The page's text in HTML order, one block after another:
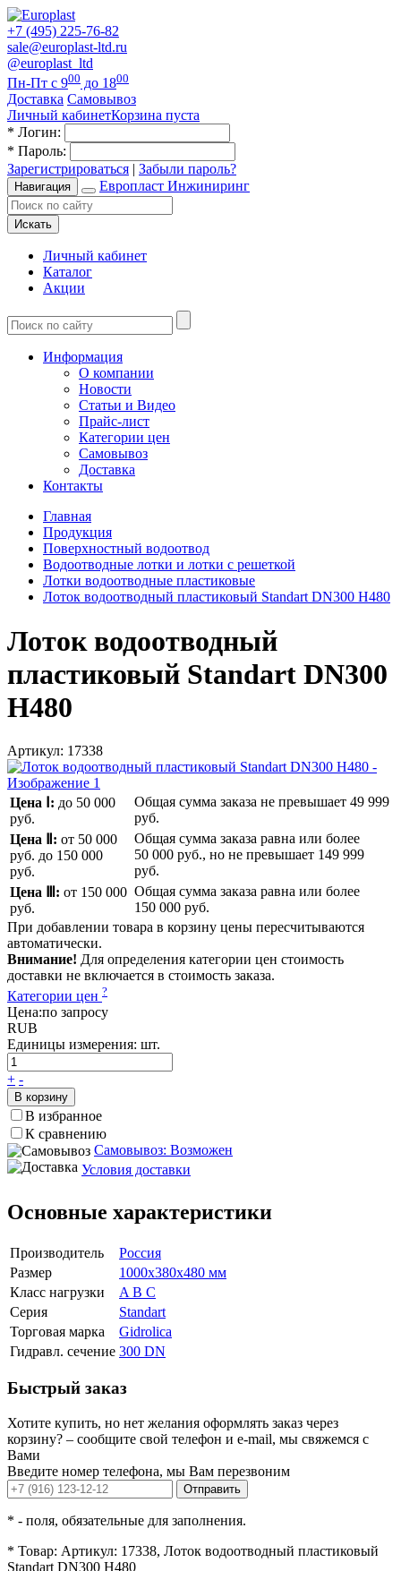
+7 (495) 225-76-82
sale@europlast-ltd.ru
@europlast_ltd
Пн-Пт с 900 до 1800
Доставка Самовывоз
Личный кабинетКорзина пуста
* Логин:
* Пароль:
Зарегистрироваться | Забыли пароль?
Навигация Европласт Инжиниринг
Искать
Личный кабинет
Каталог
Акции
Информация
О компании
Новости
Статьи и Видео
Прайс-лист
Категории цен
Самовывоз
Доставка
Контакты
Главная
Продукция
Поверхностный водоотвод
Водоотводные лотки и лотки с решеткой
Лотки водоотводные пластиковые
Лоток водоотводный пластиковый Standart DN300 H480
Лоток водоотводный
пластиковый Standart DN300
H480
Артикул: 17338
Цена Ⅰ: до 50 000
руб.
Общая сумма заказа не превышает 49 999
руб.
Цена Ⅱ: от 50 000
руб. до 150 000
руб.
Общая сумма заказа равна или более
50 000 руб., но не превышает 149 999
руб.
Цена Ⅲ: от 150 000
руб.
Общая сумма заказа равна или более
150 000 руб.
При добавлении товара в корзину цены пересчитываются
автоматически.
Внимание! Для определения категории цен стоимость
доставки не включается в стоимость заказа.
Категории цен ?
Цена:по запросу
RUB
Единицы измерения: шт.
+ -
В корзину
В избранное
К сравнению
Самовывоз: Возможен
Условия доставки
Основные характеристики
Производитель
Россия
Размер
1000x380x480 мм
Класс нагрузки
A B C
Серия
Standart
Торговая марка
Gidrolica
Гидравл. сечение 300 DN
Быстрый заказ
Хотите купить, но нет желания оформлять заказ через
корзину? – сообщите свой телефон и e-mail, мы свяжемся с
Вами
Введите номер телефона, мы Вам перезвоним
Отправить
* - поля, обязательные для заполнения.
* Товар: Артикул: 17338, Лоток водоотводный пластиковый
Standart DN300 H480